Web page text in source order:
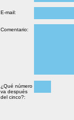
E-mail:
Comentario:
¿Qué número
va después
del cinco?: